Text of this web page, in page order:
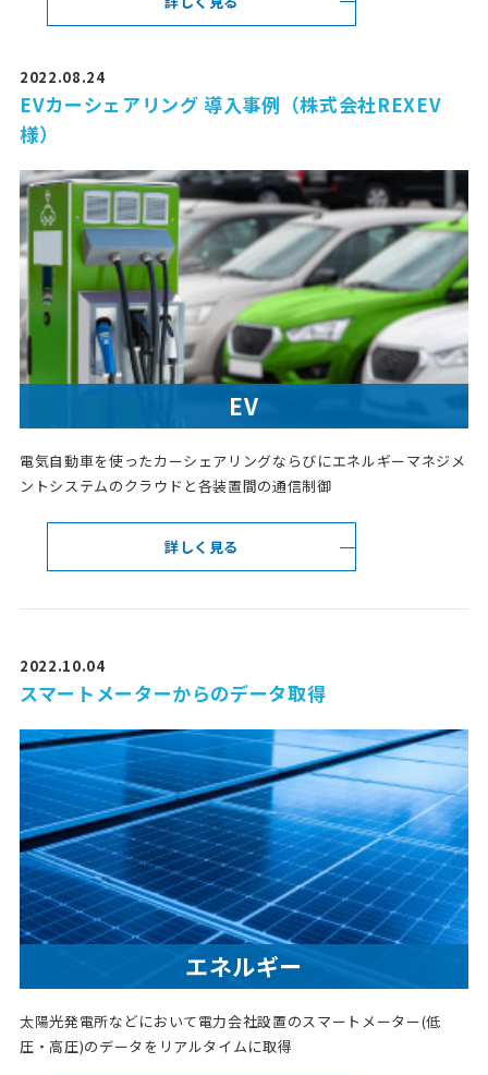
2022.08.24
EVカーシェアリング 導入事例（株式会社REXEV
様）
EV
電気自動車を使ったカーシェアリングならびにエネルギーマネジメ
ントシステムのクラウドと各装置間の通信制御
詳しく見る
2022.10.04
スマートメーターからのデータ取得
エネルギー
太陽光発電所などにおいて電力会社設置のスマートメーター(低
圧・高圧)のデータをリアルタイムに取得